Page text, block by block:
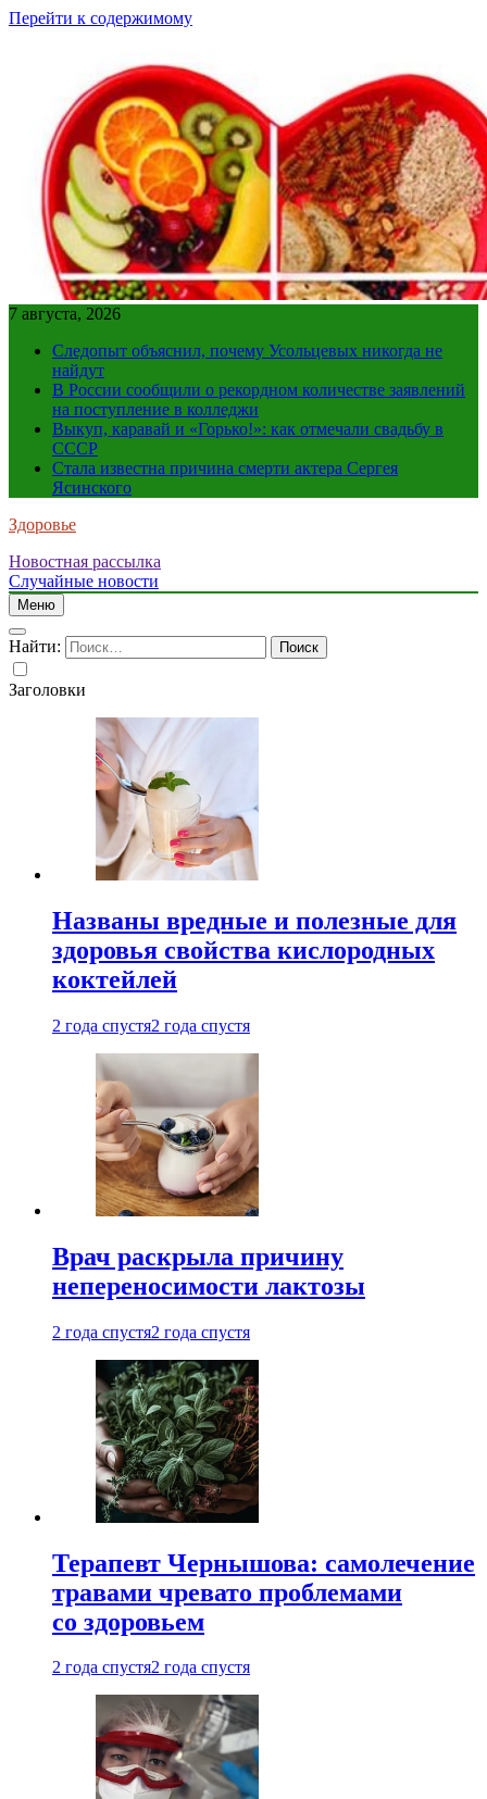
Перейти к содержимому
7 августа, 2026
Следопыт объяснил, почему Усольцевых никогда не
найдут
В России сообщили о рекордном количестве заявлений
на поступление в колледжи
Выкуп, каравай и «Горько!»: как отмечали свадьбу в
СССР
Стала известна причина смерти актера Сергея
Ясинского
Здоровье
Новостная рассылка
Случайные новости
Меню
Найти:
Заголовки
Названы вредные и полезные для
здоровья свойства кислородных
коктейлей
2 года спустя2 года спустя
Врач раскрыла причину
непереносимости лактозы
2 года спустя2 года спустя
Терапевт Чернышова: самолечение
травами чревато проблемами
со здоровьем
2 года спустя2 года спустя